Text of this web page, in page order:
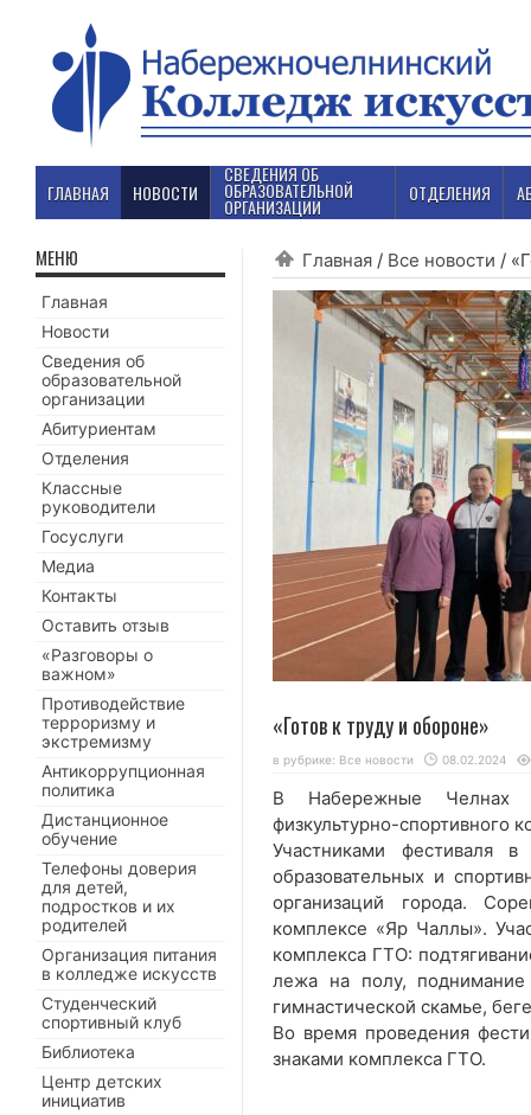
ГЛАВНАЯ НОВОСТИ
СВЕДЕНИЯ ОБ
ОБРАЗОВАТЕЛЬНОЙ
ОРГАНИЗАЦИИ
ОТДЕЛЕНИЯ
Главная / Все новости /
«Готов к труду и обороне»
в рубрике: Все новости 08.02.2024
В Набережные Челнах
физкультурно-спортивного
Участниками фестиваля
образовательных и
организаций города.
комплексе «Яр Чаллы».
комплекса ГТО:
лежа на полу,
гимнастической скамье,
Во время проведения
знаками комплекса ГТО.
МЕНЮ
Главная
Новости
Сведения об
образовательной
организации
Абитуриентам
Отделения
Классные
руководители
Госуслуги
Медиа
Контакты
Оставить отзыв
«Разговоры о
важном»
Противодействие
терроризму и
экстремизму
Антикоррупционная
политика
Дистанционное
обучение
Телефоны доверия
для детей,
подростков и их
родителей
Организация питания
в колледже искусств
Студенческий
спортивный клуб
Библиотека
Центр детских
инициатив